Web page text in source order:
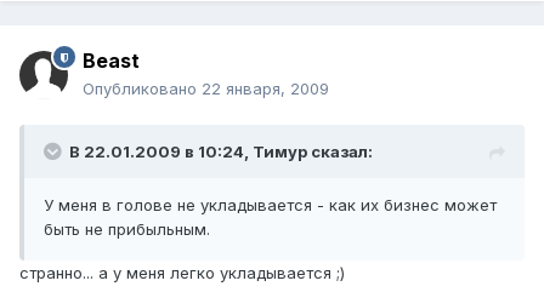
Beast
Опубликовано 22 января, 2009
В 22.01.2009 в 10:24, Тимур сказал:
У меня в голове не укладывается - как их бизнес может
быть не прибыльным.
странно... а у меня легко укладывается ;)